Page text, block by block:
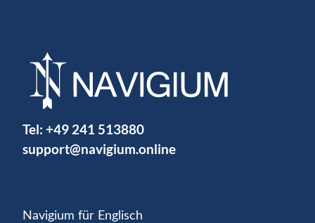
Tel: +49 241 513880
support@navigium.online
Navigium für Englisch